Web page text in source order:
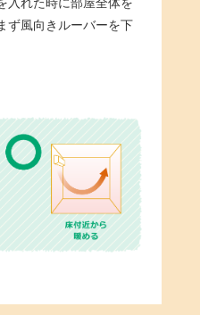
入れた時に部屋全体を
ず風向きルーバーを下